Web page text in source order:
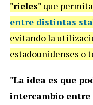
"rieles" que
entre distintas
evitando la
estadounidenses o
"La idea es que
intercambio